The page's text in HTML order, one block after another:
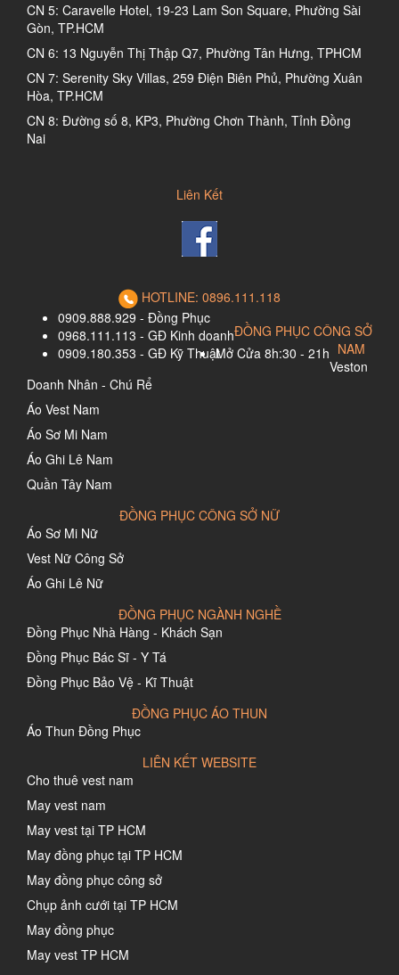
CN 5: Caravelle Hotel, 19-23 Lam Son Square, Phường Sài
Gòn, TP.HCM
CN 6: 13 Nguyễn Thị Thập Q7, Phường Tân Hưng, TPHCM
CN 7: Serenity Sky Villas, 259 Điện Biên Phủ, Phường Xuân
Hòa, TP.HCM
CN 8: Đường số 8, KP3, Phường Chơn Thành, Tỉnh Đồng
Nai
Liên Kết
HOTLINE: 0896.111.118
0909.888.929 - Đồng Phục
0968.111.113 - GĐ Kinh doanh
0909.180.353 - GĐ Kỹ ThuậtMở Cửa 8h:30 - 21h
ĐỒNG PHỤC CÔNG SỞ
NAM
Veston
Doanh Nhân - Chú Rể
Áo Vest Nam
Áo Sơ Mi Nam
Áo Ghi Lê Nam
Quần Tây Nam
ĐỒNG PHỤC CÔNG SỞ NỮ
Áo Sơ Mi Nữ
Vest Nữ Công Sở
Áo Ghi Lê Nữ
ĐỒNG PHỤC NGÀNH NGHỀ
Đồng Phục Nhà Hàng - Khách Sạn
Đồng Phục Bác Sĩ - Y Tá
Đồng Phục Bảo Vệ - Kĩ Thuật
ĐỒNG PHỤC ÁO THUN
Áo Thun Đồng Phục
LIÊN KẾT WEBSITE
Cho thuê vest nam
May vest nam
May vest tại TP HCM
May đồng phục tại TP HCM
May đồng phục công sở
Chụp ảnh cưới tại TP HCM
May đồng phục
May vest TP HCM